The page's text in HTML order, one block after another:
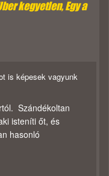
kegyetlen, Egy a
is képesek vagyunk
Szándékoltan
isteníti őt, és
hasonló